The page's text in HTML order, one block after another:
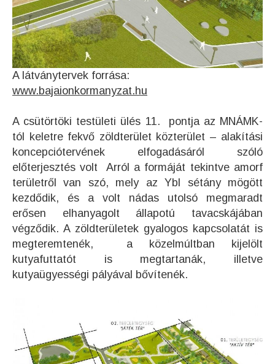
A látványtervek forrása:
www.bajaionkormanyzat.hu
A csütörtöki testületi ülés 11. pontja az MNÁMK-
tól keletre fekvő zöldterület közterület – alakítási
koncepciótervének elfogadásáról szóló
előterjesztés volt Arról a formáját tekintve amorf
területről van szó, mely az Ybl sétány mögött
kezdődik, és a volt nádas utolsó megmaradt
erősen elhanyagolt állapotú tavacskájában
végződik. A zöldterületek gyalogos kapcsolatát is
megteremtenék, a közelmúltban kijelölt
kutyafuttatót is megtartanák, illetve
kutyaügyességi pályával bővítenék.